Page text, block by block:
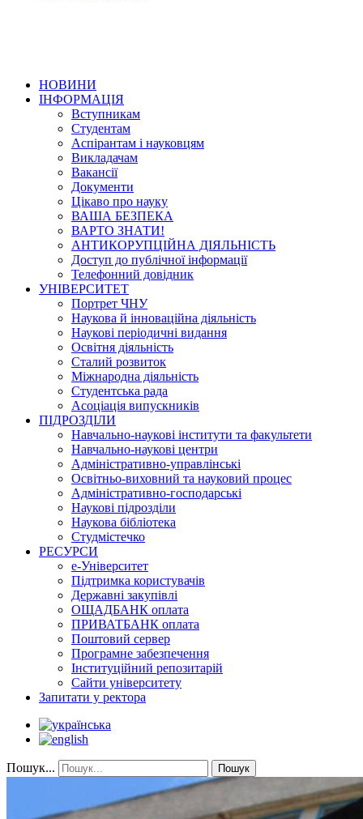
НОВИНИ
ІНФОРМАЦІЯ
Вступникам
Студентам
Аспірантам і науковцям
Викладачам
Вакансії
Документи
Цікаво про науку
ВАША БЕЗПЕКА
ВАРТО ЗНАТИ!
АНТИКОРУПЦІЙНА ДІЯЛЬНІСТЬ
Доступ до публічної інформації
Телефонний довідник
УНІВЕРСИТЕТ
Портрет ЧНУ
Наукова й інноваційна діяльність
Наукові періодичні видання
Освітня діяльність
Сталий розвиток
Міжнародна діяльність
Студентська рада
Асоціація випускників
ПІДРОЗДІЛИ
Навчально-наукові інститути та факультети
Навчально-наукові центри
Адміністративно-управлінські
Освітньо-виховний та науковий процес
Адміністративно-господарські
Наукові підрозділи
Наукова бібліотека
Студмістечко
РЕСУРСИ
е-Університет
Підтримка користувачів
Державні закупівлі
ОЩАДБАНК оплата
ПРИВАТБАНК оплата
Поштовий сервер
Програмне забезпечення
Інституційний репозитарій
Сайти університету
Запитати у ректора
Пошук... Пошук